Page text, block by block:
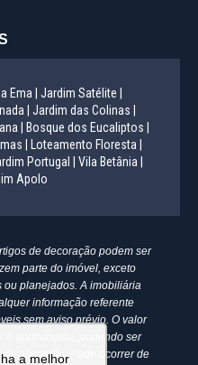
Ema |
Jardim Satélite |
|
Jardim das Colinas |
|
Bosque dos Eucaliptos |
|
Loteamento Floresta |
Portugal |
Vila Betânia |
Apolo
de decoração podem ser
parte do imóvel, exceto
ou planejados. A imobiliária
informação referente
sem aviso prévio. O valor
é aproximado, podendo ser
de alteração. Pode ocorrer de
a melhor